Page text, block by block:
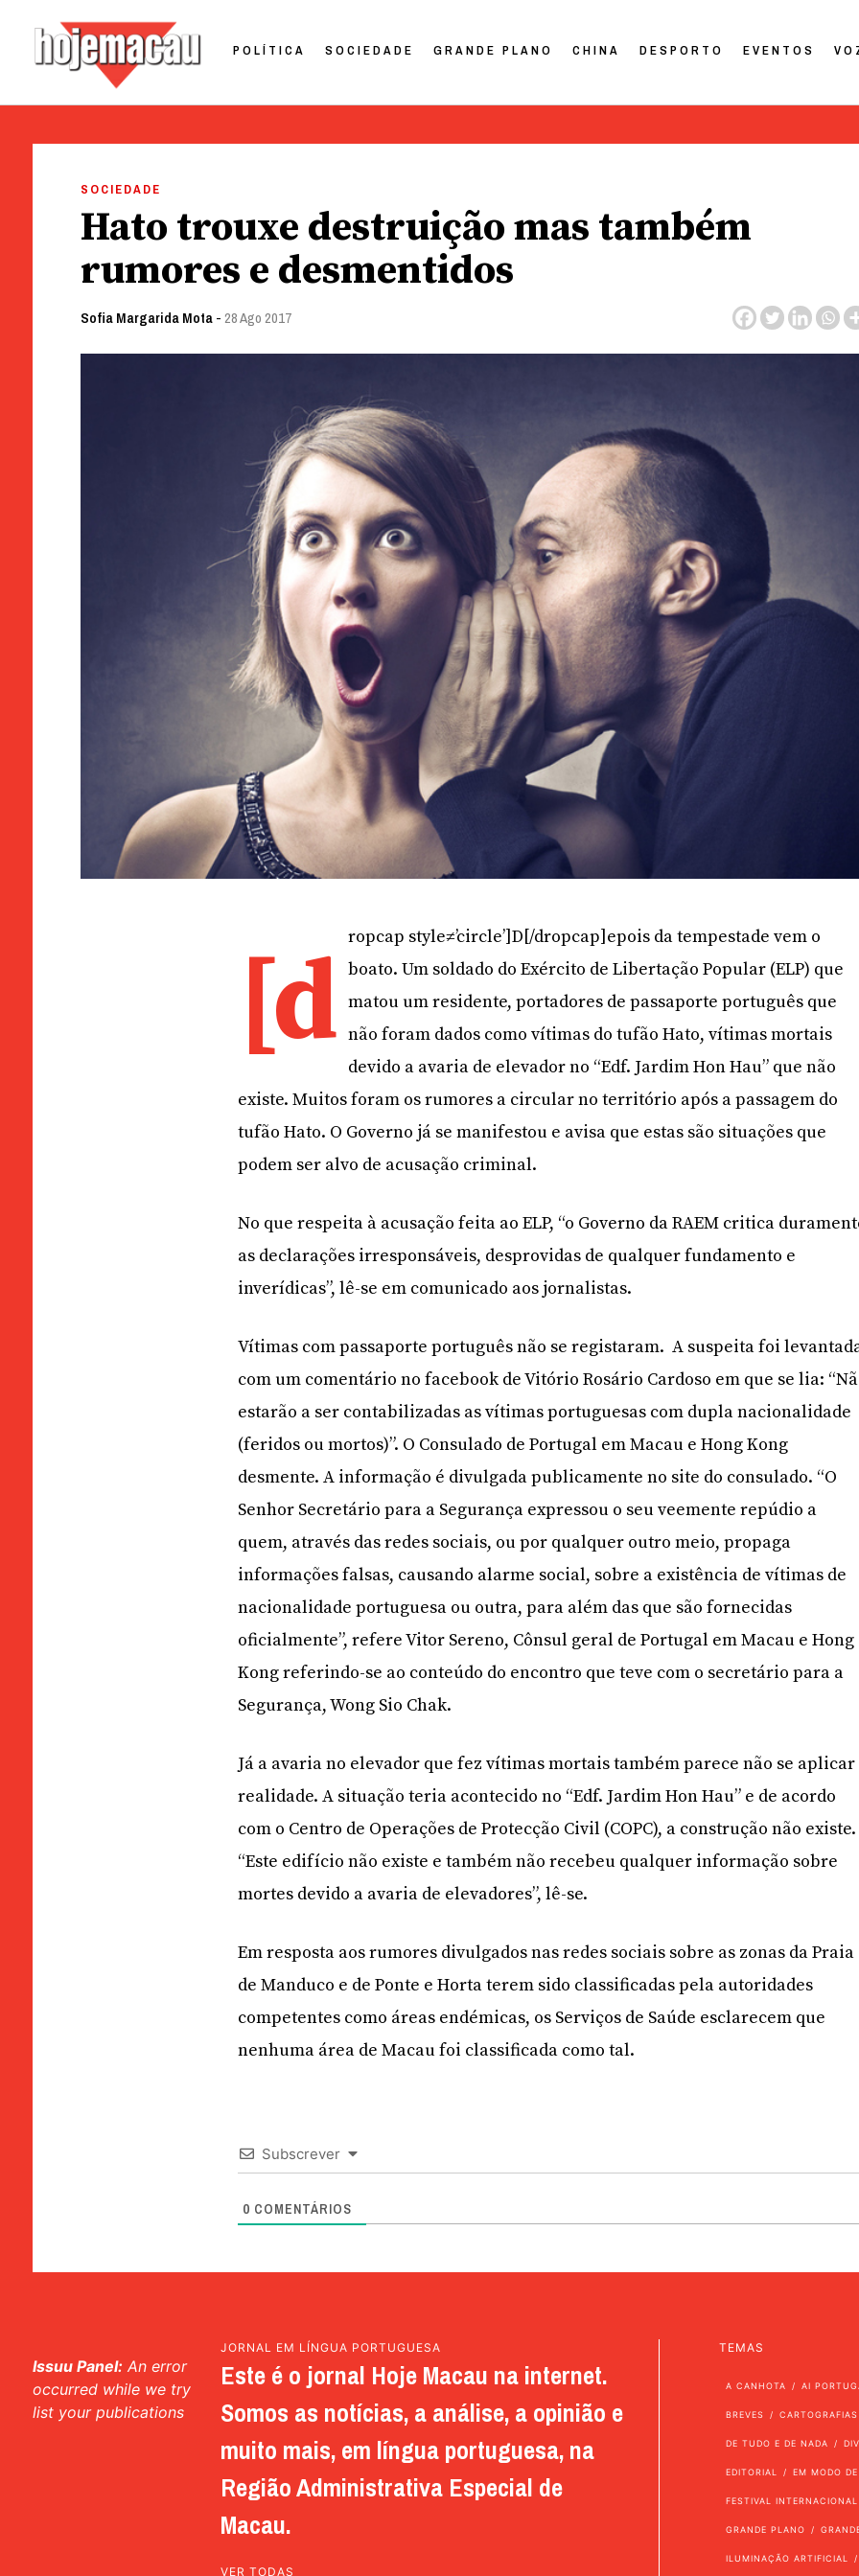
POLÍTICA SOCIEDADE GRANDE PLANO CHINA DESPORTO EVENTOS
SOCIEDADE
Hato trouxe destruição mas também
rumores e desmentidos
Sofia Margarida Mota- 28 Ago 2017
[d ropcap style≠’circle’]D[/dropcap]epois da tempestade vem o
boato. Um soldado do Exército de Libertação Popular (ELP) que
matou um residente, portadores de passaporte português que
não foram dados como vítimas do tufão Hato, vítimas mortais
devido a avaria de elevador no “Edf. Jardim Hon Hau” que não
existe. Muitos foram os rumores a circular no território após a passagem do
tufão Hato. O Governo já se manifestou e avisa que estas são situações que
podem ser alvo de acusação criminal.
No que respeita à acusação feita ao ELP, “o Governo da RAEM critica
as declarações irresponsáveis, desprovidas de qualquer fundamento e
inverídicas”, lê-se em comunicado aos jornalistas.
Vítimas com passaporte português não se registaram. A suspeita foi
com um comentário no facebook de Vitório Rosário Cardoso em que se lia:
estarão a ser contabilizadas as vítimas portuguesas com dupla nacionalidade
(feridos ou mortos)”. O Consulado de Portugal em Macau e Hong Kong
desmente. A informação é divulgada publicamente no site do consulado. “O
Senhor Secretário para a Segurança expressou o seu veemente repúdio a
quem, através das redes sociais, ou por qualquer outro meio, propaga
informações falsas, causando alarme social, sobre a existência de vítimas de
nacionalidade portuguesa ou outra, para além das que são fornecidas
oficialmente”, refere Vitor Sereno, Cônsul geral de Portugal em Macau e Hong
Kong referindo-se ao conteúdo do encontro que teve com o secretário para a
Segurança, Wong Sio Chak.
Já a avaria no elevador que fez vítimas mortais também parece não se aplicar
realidade. A situação teria acontecido no “Edf. Jardim Hon Hau” e de acordo
com o Centro de Operações de Protecção Civil (COPC), a construção não existe.
“Este edifício não existe e também não recebeu qualquer informação sobre
mortes devido a avaria de elevadores”, lê-se.
Em resposta aos rumores divulgados nas redes sociais sobre as zonas da Praia
de Manduco e de Ponte e Horta terem sido classificadas pela autoridades
competentes como áreas endémicas, os Serviços de Saúde esclarecem que
nenhuma área de Macau foi classificada como tal.
Subscrever
0 COMENTÁRIOS
Issuu Panel: An error
occurred while we try
list your publications
JORNAL EM LÍNGUA PORTUGUESA
Este é o jornal Hoje Macau na internet.
Somos as notícias, a análise, a opinião e
muito mais, em língua portuguesa, na
Região Administrativa Especial de
Macau.
VER TODAS
TEMAS
A CANHOTA AI
BREVES CARTOGRAFIAS
DE TUDO E DE NADA
EDITORIAL EM MODO
FESTIVAL
GRANDE PLANO
ILUMINAÇÃO ARTIFICIAL